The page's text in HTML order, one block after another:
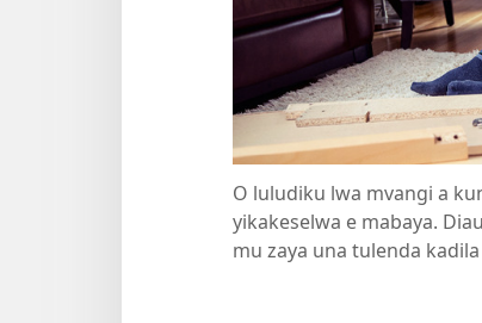
O luludiku lwa mvangi a
yikakeselwa e mabaya.
mu zaya una tulenda